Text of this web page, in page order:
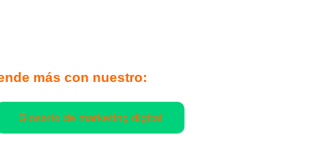
más con nuestro:
Glosario de marketing digital